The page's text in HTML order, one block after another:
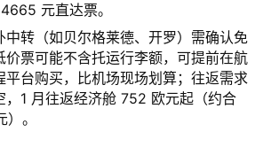
元直达票。
中转（如贝尔格莱德、开罗）需确认免
价票可能不含托运行李额，可提前在航
平台购买，比机场现场划算；往返需求
，1 月往返经济舱 752 欧元起（约合
。